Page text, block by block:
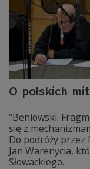
O polskich
"Beniowski.
się z
Do podróży
Jan Warenycia,
Słowackiego.